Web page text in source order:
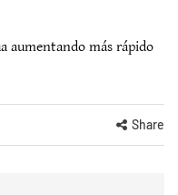
aumentando más rápido
Share